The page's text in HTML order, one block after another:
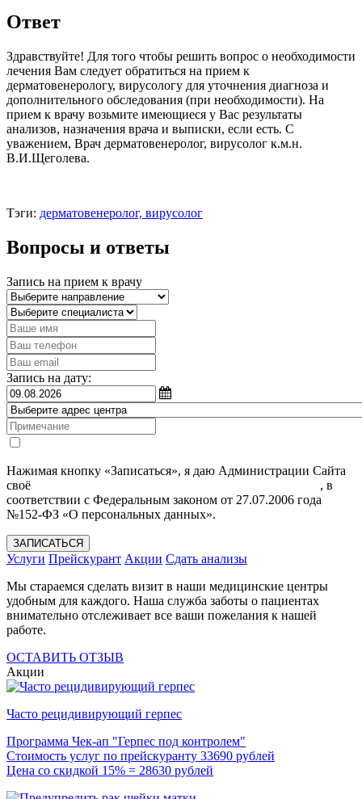
Ответ
Здравствуйте! Для того чтобы решить вопрос о необходимости
лечения Вам следует обратиться на прием к
дерматовенерологу, вирусологу для уточнения диагноза и
дополнительного обследования (при необходимости). На
прием к врачу возьмите имеющиеся у Вас результаты
анализов, назначения врача и выписки, если есть. С
уважением, Врач дерматовенеролог, вирусолог к.м.н.
В.И.Щеголева.
Тэги: дерматовенеролог, вирусолог
Вопросы и ответы
Запись на прием к врачу
Запись на дату:
Нажимая кнопку «Записаться», я даю Администрации Сайта
своё
, в
соответствии с Федеральным законом от 27.07.2006 года
№152-ФЗ «О персональных данных».
ЗАПИСАТЬСЯ
Услуги Прейскурант Акции Сдать анализы
Мы стараемся сделать визит в наши медицинские центры
удобным для каждого. Наша служба заботы о пациентах
внимательно отслеживает все ваши пожелания к нашей
работе.
ОСТАВИТЬ ОТЗЫВ
Акции
Часто рецидивирующий герпес
Программа Чек-ап "Герпес под контролем"
Стоимость услуг по прейскуранту 33690 рублей
Цена со скидкой 15% = 28630 рублей